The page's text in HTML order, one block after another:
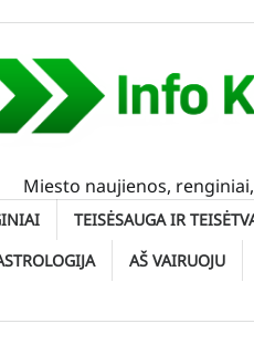
Miesto naujienos,
TEISĖSAUGA IR
AŠ VAIRUOJU